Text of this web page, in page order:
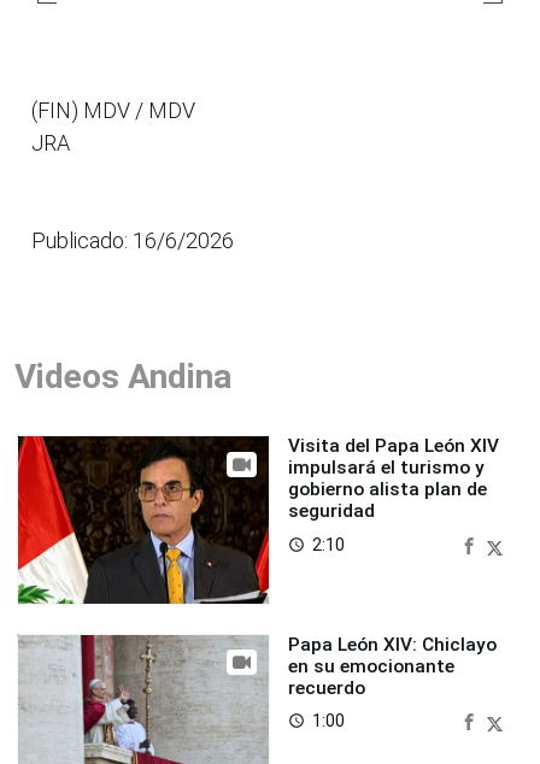
(FIN) MDV / MDV
JRA
Publicado: 16/6/2026
Videos Andina
Visita del Papa León XIV
impulsará el turismo y
gobierno alista plan de
seguridad
access_time 2:10
Papa León XIV: Chiclayo
en su emocionante
recuerdo
access_time 1:00